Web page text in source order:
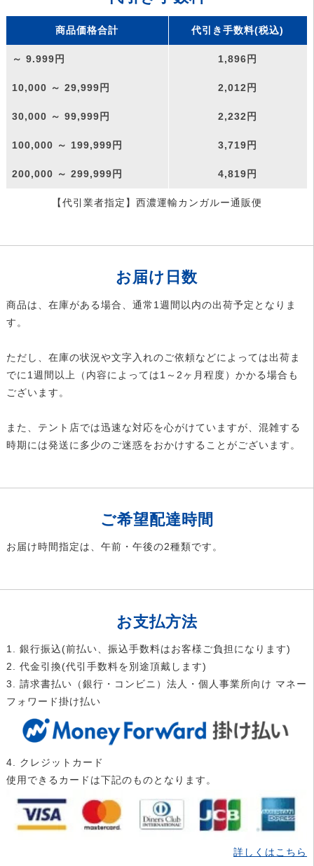
商品価格合計 代引き手数料(税込)
～ 9.999円 1,896円
10,000 ～ 29,999円 2,012円
30,000 ～ 99,999円 2,232円
100,000 ～ 199,999円 3,719円
200,000 ～ 299,999円 4,819円
【代引業者指定】西濃運輸カンガルー通販便
お届け日数
商品は、在庫がある場合、通常1週間以内の出荷予定となりま
す。
ただし、在庫の状況や文字入れのご依頼などによっては出荷ま
でに1週間以上（内容によっては1～2ヶ月程度）かかる場合も
ございます。
また、テント店では迅速な対応を心がけていますが、混雑する
時期には発送に多少のご迷惑をおかけすることがございます。
ご希望配達時間
お届け時間指定は、午前・午後の2種類です。
お支払方法
1. 銀行振込(前払い、振込手数料はお客様ご負担になります)
2. 代金引換(代引手数料を別途頂戴します)
3. 請求書払い（銀行・コンビニ）法人・個人事業所向け マネー
フォワード掛け払い
4. クレジットカード
使用できるカードは下記のものとなります。
詳しくはこちら